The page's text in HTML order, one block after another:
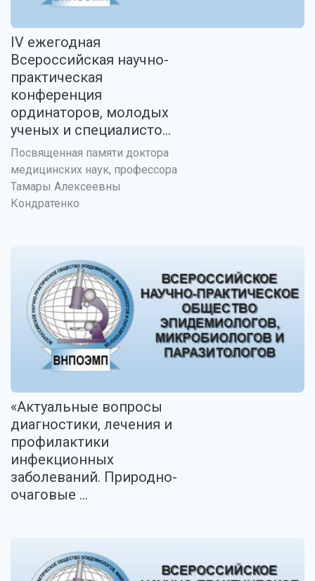
IV ежегодная
Всероссийская научно-
практическая
конференция
ординаторов, молодых
ученых и специалисто...
Посвященная памяти доктора
медицинских наук, профессора
Тамары Алексеевны
Кондратенко
«Актуальные вопросы
диагностики, лечения и
профилактики
инфекционных
заболеваний. Природно-
очаговые ...